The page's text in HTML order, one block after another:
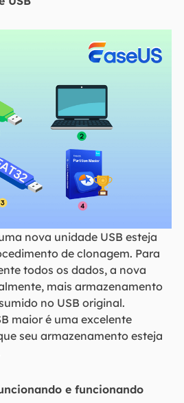
nova unidade USB esteja
de clonagem. Para
todos os dados, a nova
mais armazenamento
no USB original.
maior é uma excelente
seu armazenamento esteja
e funcionando